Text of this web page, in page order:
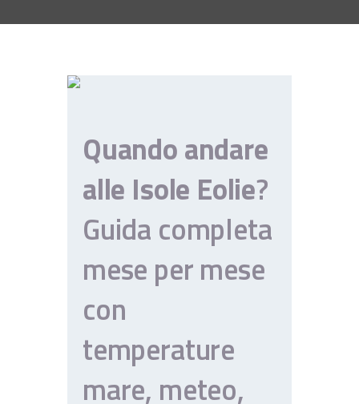
Quando andare
alle Isole Eolie?
Guida completa
mese per mese
con
temperature
mare, meteo,